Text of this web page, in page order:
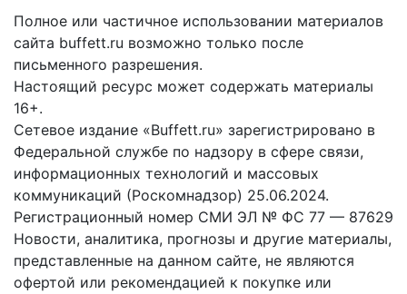
Полное или частичное использовании материалов
сайта buffett.ru возможно только после
письменного разрешения.
Настоящий ресурс может содержать материалы
16+.
Сетевое издание «Buffett.ru» зарегистрировано в
Федеральной службе по надзору в сфере связи,
информационных технологий и массовых
коммуникаций (Роскомнадзор) 25.06.2024.
Регистрационный номер СМИ ЭЛ № ФС 77 — 87629
Новости, аналитика, прогнозы и другие материалы,
представленные на данном сайте, не являются
офертой или рекомендацией к покупке или